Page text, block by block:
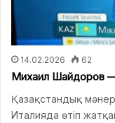
14.02.2026 62
Михаил Шайдоров
Қазақстандық
Италияда өтіп